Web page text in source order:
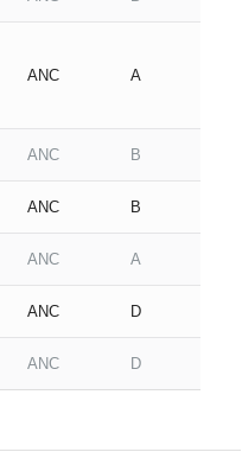
ANC A
ANC B
ANC B
ANC A
ANC D
ANC D